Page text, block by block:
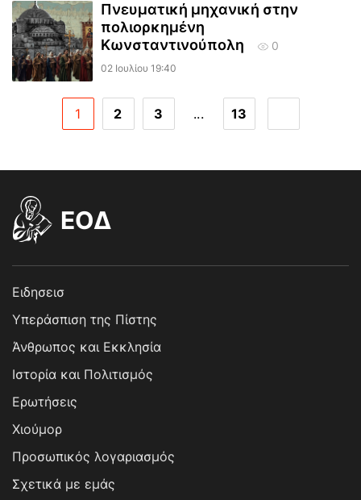
Πνευματική μηχανική στην
πολιορκημένη
Κωνσταντινούπολη
0
02 Ιουλίου 19:40
1 2 3 ... 13
EOΔ
Ειδησεισ
Υπεράσπιση της Πίστης
Άνθρωπος και Εκκλησία
Ιστορία και Πολιτισμός
Ερωτήσεις
Χιούμορ
Προσωπικός λογαριασμός
Σχετικά με εμάς